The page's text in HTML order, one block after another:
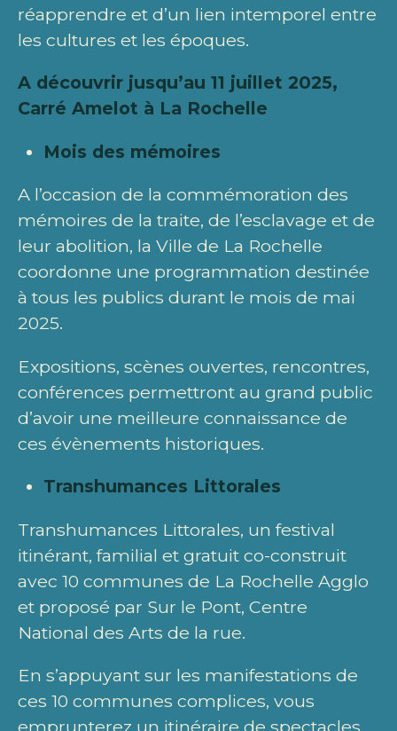
réapprendre et d’un lien intemporel entre
les cultures et les époques.
A découvrir jusqu’au 11 juillet 2025,
Carré Amelot à La Rochelle
Mois des mémoires
A l’occasion de la commémoration des
mémoires de la traite, de l’esclavage et de
leur abolition, la Ville de La Rochelle
coordonne une programmation destinée
à tous les publics durant le mois de mai
2025.
Expositions, scènes ouvertes, rencontres,
conférences permettront au grand public
d’avoir une meilleure connaissance de
ces évènements historiques.
Transhumances Littorales
Transhumances Littorales, un festival
itinérant, familial et gratuit co-construit
avec 10 communes de La Rochelle Agglo
et proposé par Sur le Pont, Centre
National des Arts de la rue.
En s’appuyant sur les manifestations de
ces 10 communes complices, vous